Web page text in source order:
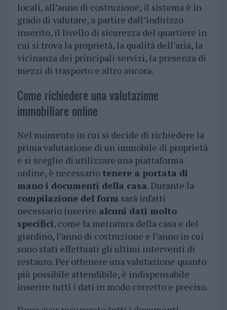
locali, all’anno di costruzione, il sistema è in
grado di valutare, a partire dall’indirizzo
inserito, il livello di sicurezza del quartiere in
cui si trova la proprietà, la qualità dell’aria, la
vicinanza dei principali servizi, la presenza di
mezzi di trasporto e altro ancora.
Come richiedere una valutazione
immobiliare online
Nel momento in cui si decide di richiedere la
prima valutazione di un immobile di proprietà
e si sceglie di utilizzare una piattaforma
online, è necessario tenere a portata di
mano i documenti della casa. Durante la
compilazione del form sarà infatti
necessario inserire alcuni dati molto
specifici, come la metratura della casa e del
giardino, l’anno di costruzione e l’anno in cui
sono stati effettuati gli ultimi interventi di
restauro. Per ottenere una valutazione quanto
più possibile attendibile, è indispensabile
inserire tutti i dati in modo corretto e preciso.